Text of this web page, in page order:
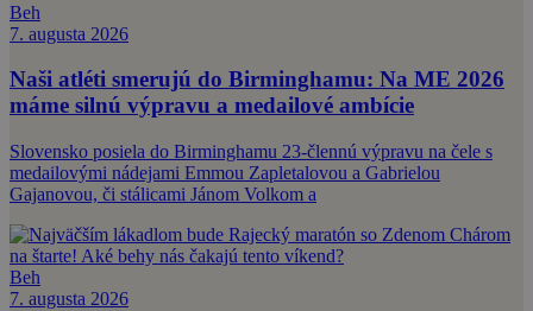
Beh
7. augusta 2026
Naši atléti smerujú do Birminghamu: Na ME 2026
máme silnú výpravu a medailové ambície
Slovensko posiela do Birminghamu 23-člennú výpravu na čele s
medailovými nádejami Emmou Zapletalovou a Gabrielou
Gajanovou, či stálicami Jánom Volkom a
Beh
7. augusta 2026